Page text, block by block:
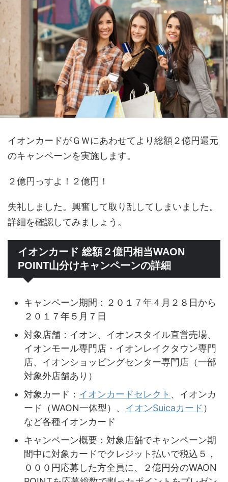
イオンカードがＧＷにあわせてより総額２億円還元
のキャンペーンを実施します。
２億円っすよ！２億円！
失礼しました。興奮して取り乱してしまいました。
詳細を確認してみましょう。
イオンカード 総額２億円相当WAON
POINT山分けキャンペーンの詳細
キャンペーン期間：２０１７年４月２８日から
２０１７年５月７日
対象店舗：イオン、イオンスタイル直営売場、
イオンモール専門店・イオンレイクタウン専門
店、イオンショッピングセンター専門店（一部
対象外店舗あり）
対象カード： イオンカードセレクト 、イオンカ
ード（WAON一体型）、 イオンSuicaカード ）
など各種イオンカード
キャンペーン概要：対象店舗でキャンペーン期
間中に対象カードでクレジット払いで税込５，
０００円応募した方全員に、２億円分のWAON